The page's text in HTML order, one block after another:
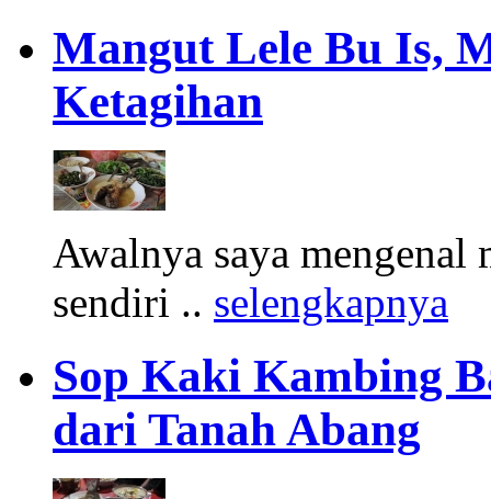
Mangut Lele Bu Is,
Ketagihan
Awalnya saya mengenal
sendiri .. selengkapnya
Sop Kaki Kambing
dari Tanah Abang